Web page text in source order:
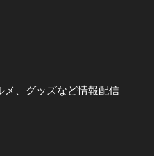
、グッズなど情報配信